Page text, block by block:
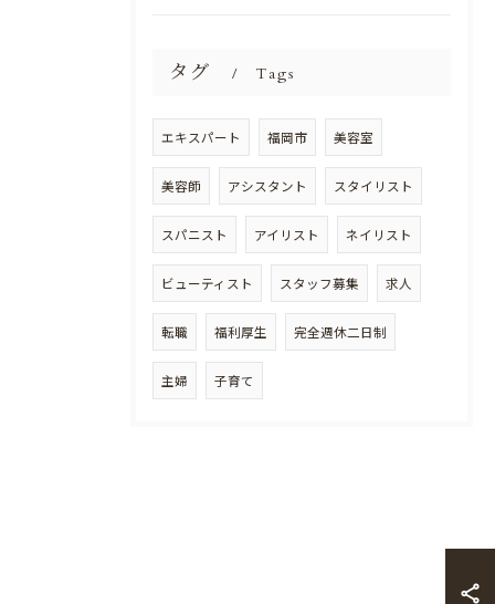
タグ Tags
エキスパート 福岡市 美容室
美容師 アシスタント スタイリスト
スパニスト アイリスト ネイリスト
ビューティスト スタッフ募集 求人
転職 福利厚生 完全週休二日制
主婦 子育て